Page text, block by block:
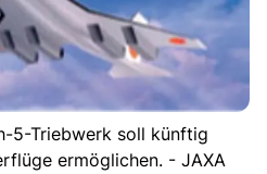
5-Triebwerk soll künftig
ermöglichen. - JAXA